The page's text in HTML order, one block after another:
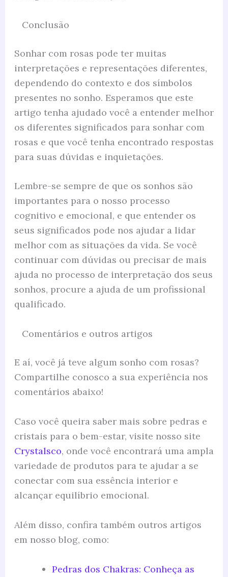
Conclusão
Sonhar com rosas pode ter muitas
interpretações e representações diferentes,
dependendo do contexto e dos símbolos
presentes no sonho. Esperamos que este
artigo tenha ajudado você a entender melhor
os diferentes significados para sonhar com
rosas e que você tenha encontrado respostas
para suas dúvidas e inquietações.
Lembre-se sempre de que os sonhos são
importantes para o nosso processo
cognitivo e emocional, e que entender os
seus significados pode nos ajudar a lidar
melhor com as situações da vida. Se você
continuar com dúvidas ou precisar de mais
ajuda no processo de interpretação dos seus
sonhos, procure a ajuda de um profissional
qualificado.
Comentários e outros artigos
E aí, você já teve algum sonho com rosas?
Compartilhe conosco a sua experiência nos
comentários abaixo!
Caso você queira saber mais sobre pedras e
cristais para o bem-estar, visite nosso site
Crystalsco, onde você encontrará uma ampla
variedade de produtos para te ajudar a se
conectar com sua essência interior e
alcançar equilíbrio emocional.
Além disso, confira também outros artigos
em nosso blog, como:
Pedras dos Chakras: Conheça as